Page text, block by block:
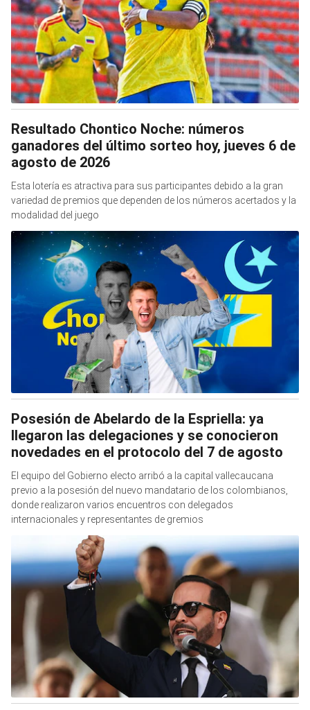
Resultado Chontico Noche: números
ganadores del último sorteo hoy, jueves 6 de
agosto de 2026
Esta lotería es atractiva para sus participantes debido a la gran
variedad de premios que dependen de los números acertados y la
modalidad del juego
Posesión de Abelardo de la Espriella: ya
llegaron las delegaciones y se conocieron
novedades en el protocolo del 7 de agosto
El equipo del Gobierno electo arribó a la capital vallecaucana
previo a la posesión del nuevo mandatario de los colombianos,
donde realizaron varios encuentros con delegados
internacionales y representantes de gremios